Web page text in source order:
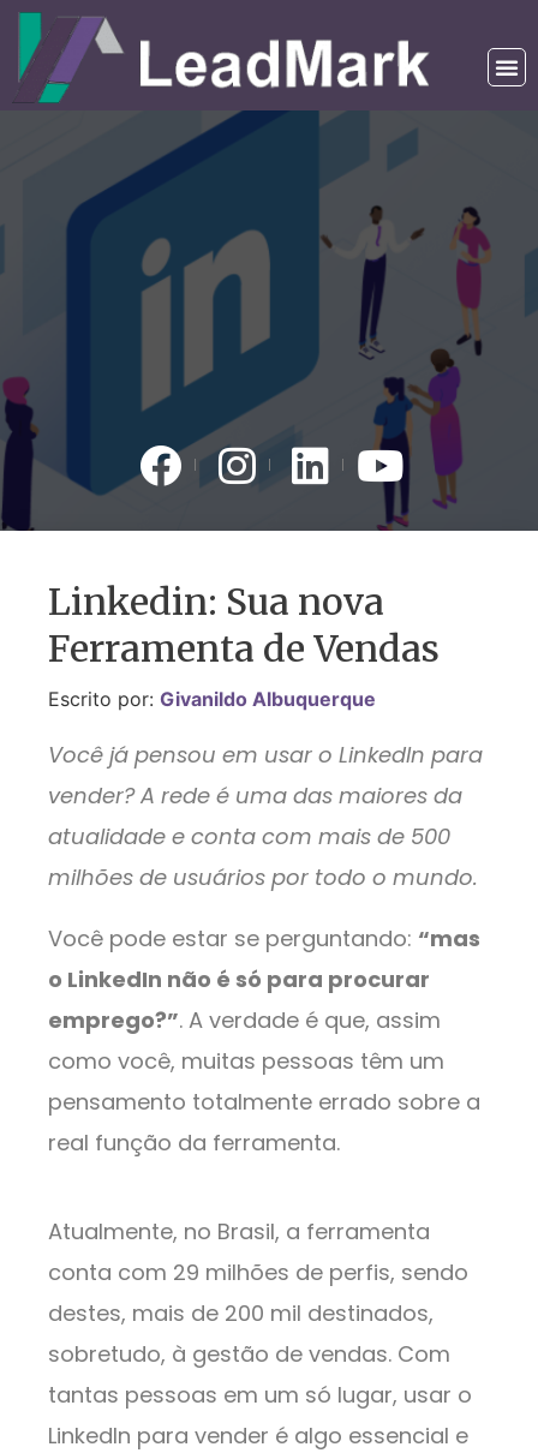
Linkedin: Sua nova
Ferramenta de Vendas
Escrito por: Givanildo Albuquerque
Você já pensou em usar o LinkedIn para
vender? A rede é uma das maiores da
atualidade e conta com mais de 500
milhões de usuários por todo o mundo.
Você pode estar se perguntando: “mas
o LinkedIn não é só para procurar
emprego?”. A verdade é que, assim
como você, muitas pessoas têm um
pensamento totalmente errado sobre a
real função da ferramenta.
Atualmente, no Brasil, a ferramenta
conta com 29 milhões de perfis, sendo
destes, mais de 200 mil destinados,
sobretudo, à gestão de vendas. Com
tantas pessoas em um só lugar, usar o
LinkedIn para vender é algo essencial e